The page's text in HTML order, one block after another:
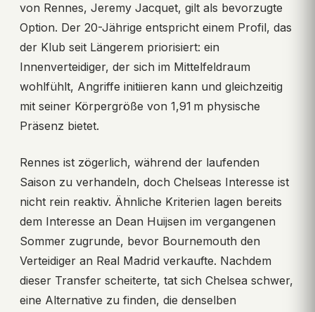
von Rennes, Jeremy Jacquet, gilt als bevorzugte
Option. Der 20-Jährige entspricht einem Profil, das
der Klub seit Längerem priorisiert: ein
Innenverteidiger, der sich im Mittelfeldraum
wohlfühlt, Angriffe initiieren kann und gleichzeitig
mit seiner Körpergröße von 1,91 m physische
Präsenz bietet.
Rennes ist zögerlich, während der laufenden
Saison zu verhandeln, doch Chelseas Interesse ist
nicht rein reaktiv. Ähnliche Kriterien lagen bereits
dem Interesse an Dean Huijsen im vergangenen
Sommer zugrunde, bevor Bournemouth den
Verteidiger an Real Madrid verkaufte. Nachdem
dieser Transfer scheiterte, tat sich Chelsea schwer,
eine Alternative zu finden, die denselben